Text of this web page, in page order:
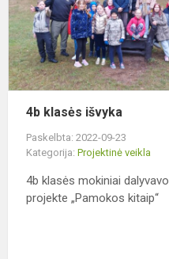
Turkijoje
4b klasės išvyka
Paskelbta: 2022-09-23
Kategorija:Projektinė veikla
4b klasės mokiniai dalyvavo
projekte „Pamokos kitaip“